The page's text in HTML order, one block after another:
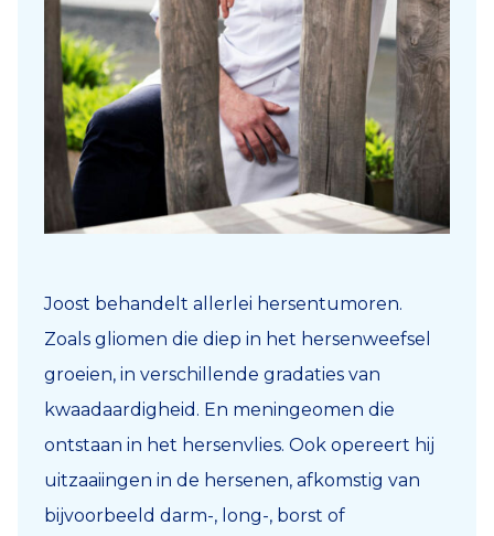
Joost behandelt allerlei hersentumoren.
Zoals gliomen die diep in het hersenweefsel
groeien, in verschillende gradaties van
kwaadaardigheid. En meningeomen die
ontstaan in het hersenvlies. Ook opereert hij
uitzaaiingen in de hersenen, afkomstig van
bijvoorbeeld darm-, long-, borst of